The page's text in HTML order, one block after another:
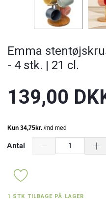
Emma
- 4 stk. | 21 cl.
139,00
Antal
1 STK TILBAGE PÅ LAGER